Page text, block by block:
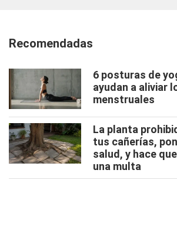
Recomendadas
6 posturas de
ayudan a aliviar
menstruales
La planta
tus cañerías,
salud, y hace
una multa